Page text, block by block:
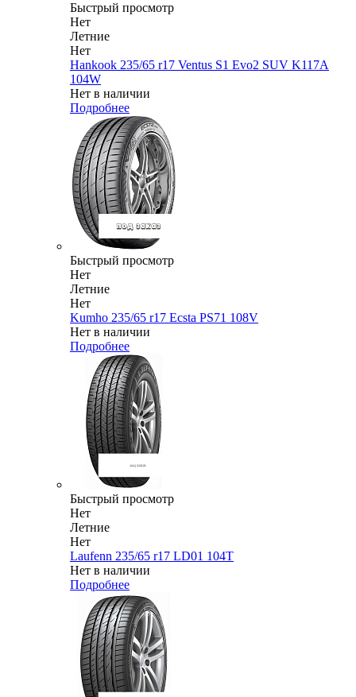
Быстрый просмотр
Нет
Летние
Нет
Hankook 235/65 r17 Ventus S1 Evo2 SUV K117A
104W
Нет в наличии
Подробнее
Быстрый просмотр
Нет
Летние
Нет
Kumho 235/65 r17 Ecsta PS71 108V
Нет в наличии
Подробнее
Быстрый просмотр
Нет
Летние
Нет
Laufenn 235/65 r17 LD01 104T
Нет в наличии
Подробнее